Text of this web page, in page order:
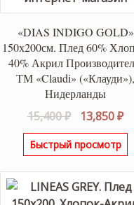
«DIAS INDIGO GOLD»
150х200см. Плед 60%
40% Акрил
ТМ «Claudi» («Клауди»),
Нидерланды
15,400₽
цена
составляла
13,850₽
Быстрый просмотр